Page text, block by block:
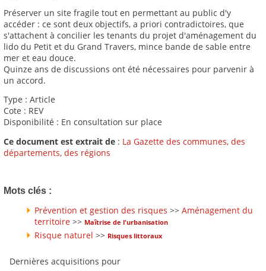
Préserver un site fragile tout en permettant au public d'y
accéder : ce sont deux objectifs, a priori contradictoires, que
s'attachent à concilier les tenants du projet d'aménagement du
lido du Petit et du Grand Travers, mince bande de sable entre
mer et eau douce.
Quinze ans de discussions ont été nécessaires pour parvenir à
un accord.
Type : Article
Cote : REV
Disponibilité : En consultation sur place
Ce document est extrait de : La Gazette des communes, des
départements, des régions
Mots clés :
Prévention et gestion des risques >> Aménagement du
territoire >> Maîtrise de l'urbanisation
Risque naturel >> Risques littoraux
Dernières acquisitions pour